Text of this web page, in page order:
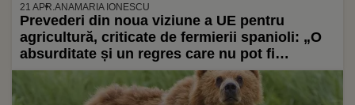
21 APR.ANAMARIA IONESCU
Prevederi din noua viziune a UE pentru
agricultură, criticate de fermierii spanioli: „O
absurditate și un regres care nu pot fi
catalogate decât ca un demers complet lipsit